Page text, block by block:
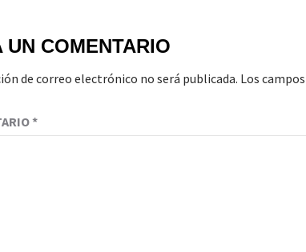
UN COMENTARIO
de correo electrónico no será publicada. Los
*